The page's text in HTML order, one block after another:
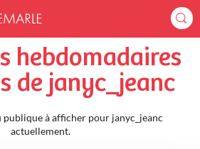
Menus Hebdomadaires
hebdomadaires
de janyc_jeanc
publique à afficher pour janyc_jeanc
actuellement.